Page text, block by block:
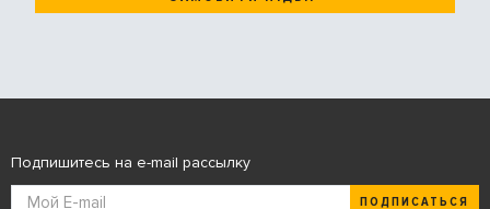
Подпишитесь на e-mail рассылку
ПОДПИСАТЬСЯ